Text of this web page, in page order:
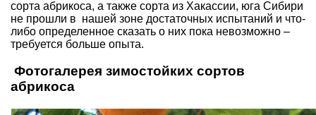
сорта абрикоса, а также сорта из Хакассии, юга Сибири
не прошли в нашей зоне достаточных испытаний и что-
либо определенное сказать о них пока невозможно –
требуется больше опыта.
Фотогалерея зимостойких сортов
абрикоса